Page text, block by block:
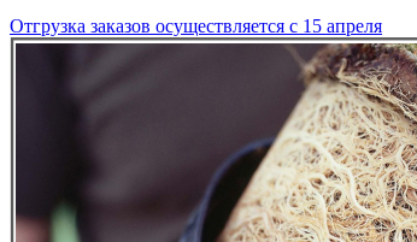
Отгрузка заказов осуществляется с 15 апреля